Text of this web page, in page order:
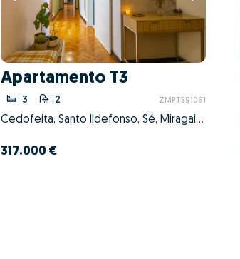
Apartamento T3
3 2 ZMPT591061
Cedofeita, Santo Ildefonso, Sé, Miragaia, São Nicolau e Vitória, Porto, Porto
317.000 €